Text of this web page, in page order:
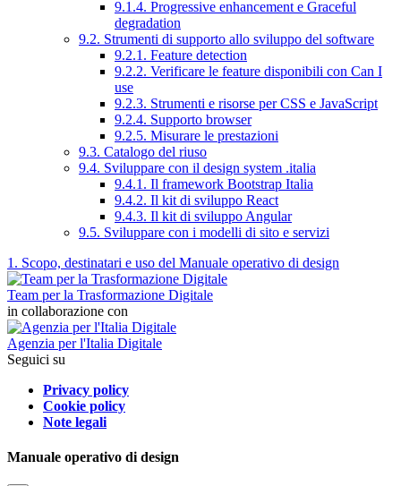
9.1.4. Progressive enhancement e Graceful
degradation
9.2. Strumenti di supporto allo sviluppo del software
9.2.1. Feature detection
9.2.2. Verificare le feature disponibili con Can I
use
9.2.3. Strumenti e risorse per CSS e JavaScript
9.2.4. Supporto browser
9.2.5. Misurare le prestazioni
9.3. Catalogo del riuso
9.4. Sviluppare con il design system .italia
9.4.1. Il framework Bootstrap Italia
9.4.2. Il kit di sviluppo React
9.4.3. Il kit di sviluppo Angular
9.5. Sviluppare con i modelli di sito e servizi
1. Scopo, destinatari e uso del Manuale operativo di design
Team per la Trasformazione Digitale
in collaborazione con
Agenzia per l'Italia Digitale
Seguici su
Privacy policy
Cookie policy
Note legali
Manuale operativo di design